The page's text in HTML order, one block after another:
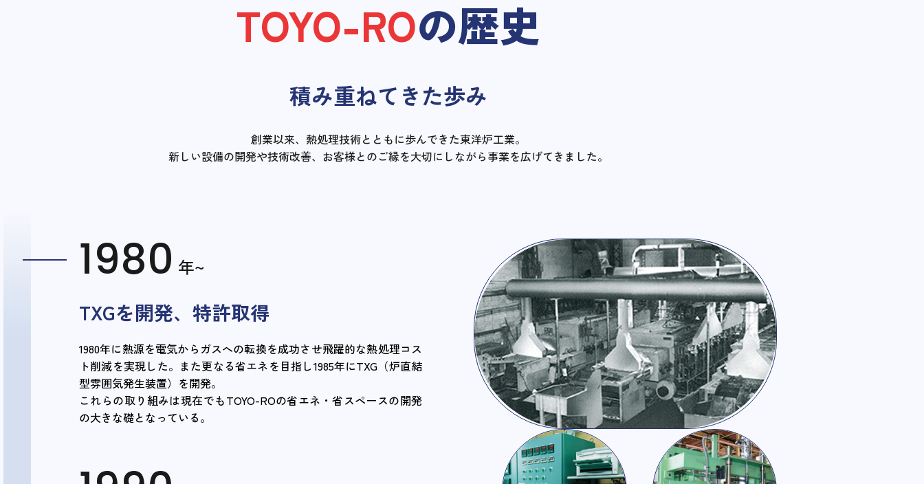
TOYO-ROの歴史
積み重ねてきた歩み
創業以来、熱処理技術とともに歩んできた東洋炉工業。
新しい設備の開発や技術改善、 お客様とのご縁を大切にしながら事業を広げてきました。
1980 年~
TXGを開発、特許取得
1980年に熱源を電気からガスへの転換を成功させ飛躍的な熱処理コス
ト削減を実現した。また更なる省エネを目指し1985年にTXG（炉直結
型雰囲気発生装置）を開発。
これらの取り組みは現在でもTOYO-ROの省エネ・省スペースの開発
の大きな礎となっている。